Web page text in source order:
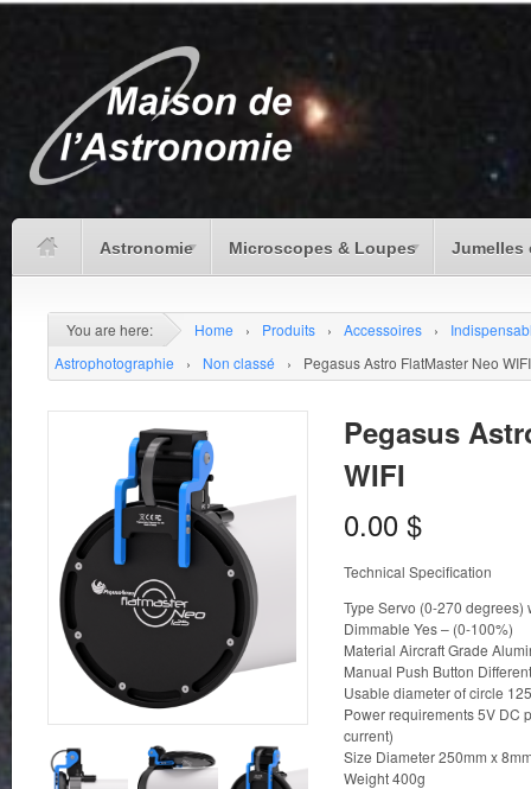
Astronomie Microscopes & Loupes Jumelles
You are here: Home › Produits › Accessoires ›
Astrophotographie
› Non classé › Pegasus Astro FlatMaster Neo WIFI
Pegasus
WIFI
0.00 $
Technical Specification
Type Servo (0-270
Dimmable Yes – (0-100%)
Material Aircraft Grade
Manual Push Button
Usable diameter of circle
Power requirements 5V DC
current)
Size Diameter 250mm x
Weight 400g